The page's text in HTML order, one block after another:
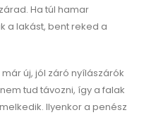
Ha túl hamar
a lakást, bent reked a
új, jól záró nyílászárók
tud távozni, így a falak
Ilyenkor a penész